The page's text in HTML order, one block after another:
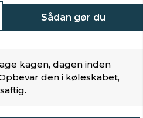
Sådan gør du
kagen, dagen inden
den i køleskabet,